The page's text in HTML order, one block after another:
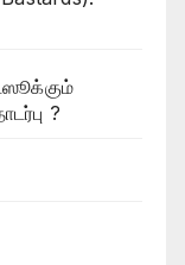
?